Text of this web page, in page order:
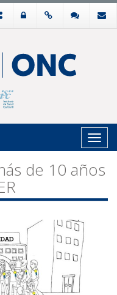
de 10 años